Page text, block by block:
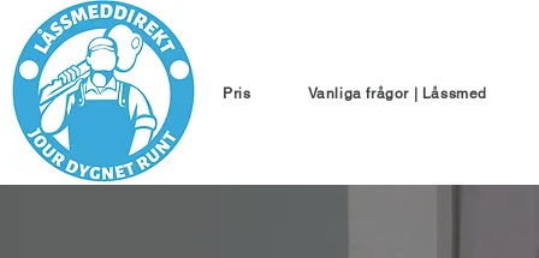
Pris Vanliga frågor | Låssmed